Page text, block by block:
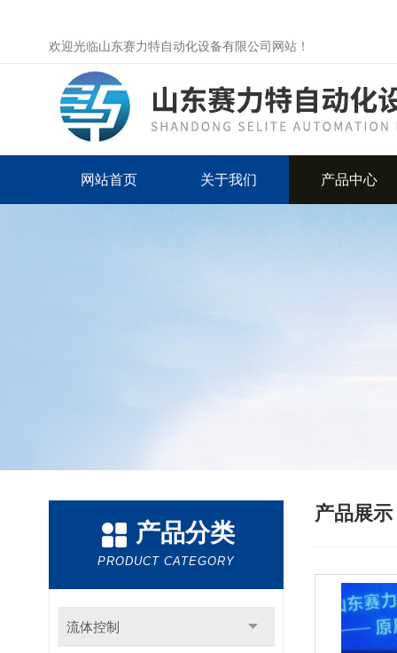
欢迎光临山东赛力特自动化设备有限公司网站！
网站首页 关于我们 产品中心
产品分类
PRODUCT CATEGORY
流体控制
产品展示